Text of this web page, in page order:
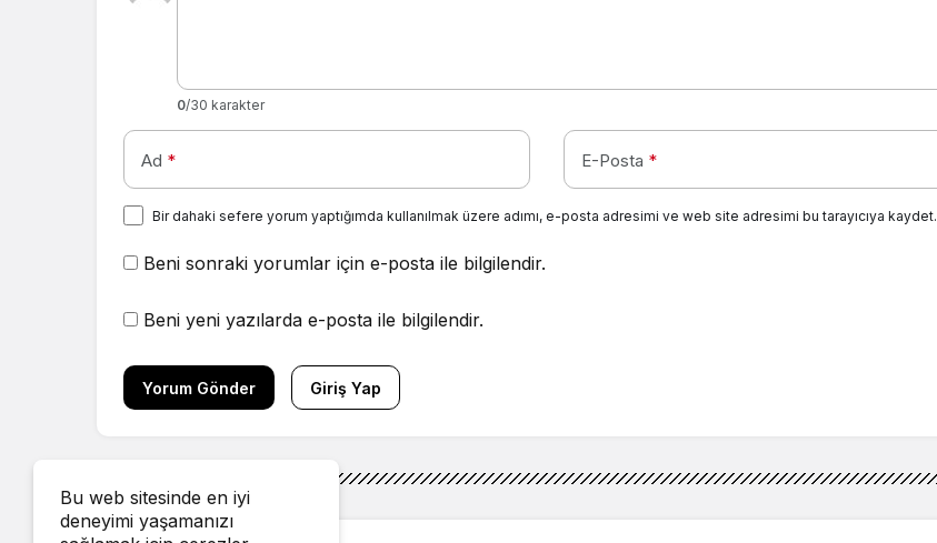
0/30 karakter
Ad * E-Posta *
Bir dahaki sefere yorum yaptığımda kullanılmak üzere adımı, e-posta adresimi ve web site adresimi bu tarayıcıya kaydet.
Beni sonraki yorumlar için e-posta ile bilgilendir.
Beni yeni yazılarda e-posta ile bilgilendir.
Yorum Gönder Giriş Yap
Bu web sitesinde en iyi
deneyimi yaşamanızı